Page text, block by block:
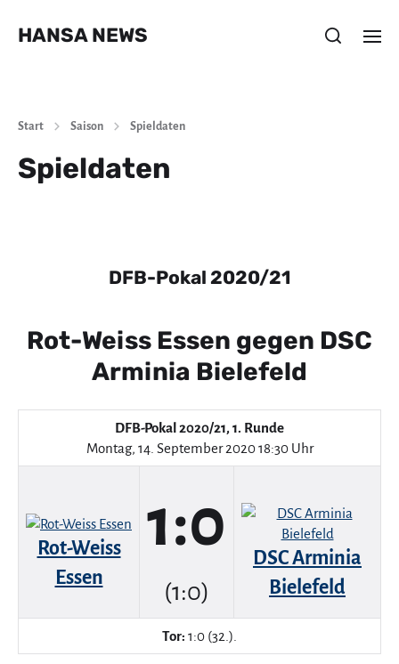
HANSA NEWS
Start Saison Spieldaten
Spieldaten
DFB-Pokal 2020/21
Rot-Weiss Essen gegen DSC
Arminia Bielefeld
DFB-Pokal 2020/21, 1. Runde
Montag, 14. September 2020 18:30 Uhr
Rot-Weiss
Essen
1:0
(1:0)
DSC Arminia
Bielefeld
Tor: 1:0 (32.).